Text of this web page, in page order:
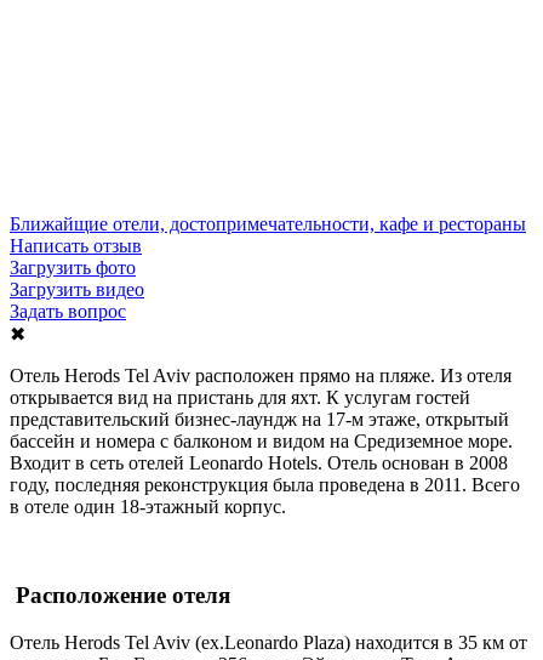
Ближайщие отели, достопримечательности, кафе и рестораны
Написать отзыв
Загрузить фото
Загрузить видео
Задать вопрос
✖
Отель Herods Tel Aviv расположен прямо на пляже. Из отеля
открывается вид на пристань для яхт. К услугам гостей
представительский бизнес-лаундж на 17-м этаже, открытый
бассейн и номера с балконом и видом на Средиземное море.
Входит в сеть отелей Leonardo Hotels. Отель основан в 2008
году, последняя реконструкция была проведена в 2011. Всего
в отеле один 18-этажный корпус.
Расположение отеля
Отель Herods Tel Aviv (ex.Leonardo Plaza) находится в 35 км от